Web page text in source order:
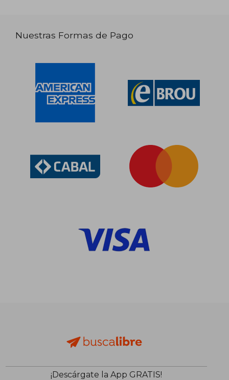
Nuestras Formas de Pago
¡Descárgate la App GRATIS!